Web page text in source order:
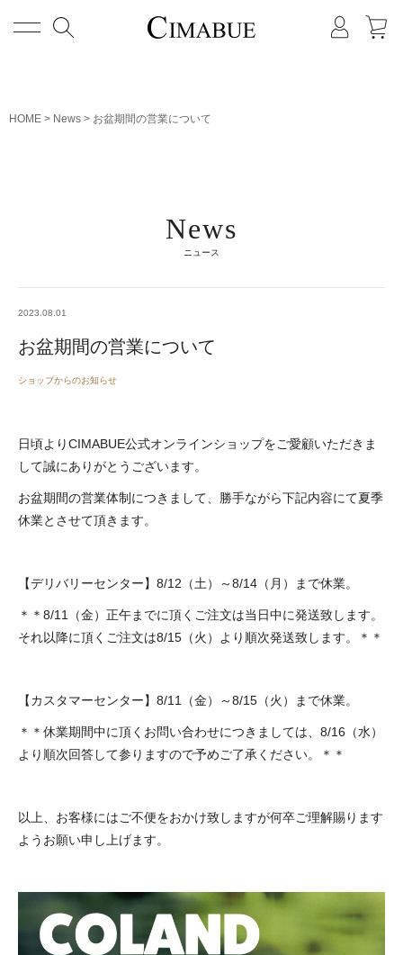
メニュー
HOME News お盆期間の営業について
News
ニュース
2023.08.01
お盆期間の営業について
ショップからのお知らせ
日頃よりCIMABUE公式オンラインショップをご愛顧いただきま
して誠にありがとうございます。
お盆期間の営業体制につきまして、勝手ながら下記内容にて夏季
休業とさせて頂きます。
【デリバリーセンター】8/12（土）～8/14（月）まで休業。
＊＊8/11（金）正午までに頂くご注文は当日中に発送致します。
それ以降に頂くご注文は8/15（火）より順次発送致します。＊＊
【カスタマーセンター】8/11（金）～8/15（火）まで休業。
＊＊休業期間中に頂くお問い合わせにつきましては、8/16（水）
より順次回答して参りますので予めご了承ください。＊＊
以上、お客様にはご不便をおかけ致しますが何卒ご理解賜ります
ようお願い申し上げます。